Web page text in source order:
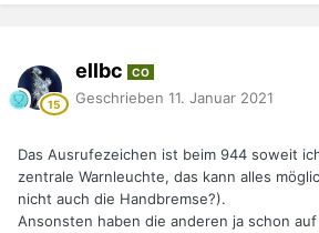
ellbc CO
Geschrieben 11. Januar 2021
Das Ausrufezeichen ist beim 944 soweit
zentrale Warnleuchte, das kann alles
nicht auch die Handbremse?).
Ansonsten haben die anderen ja schon